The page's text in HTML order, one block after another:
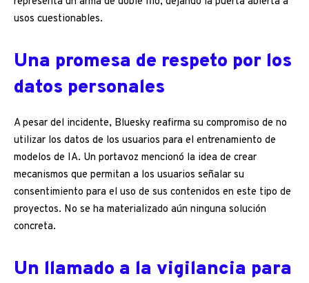
usos cuestionables.
Una promesa de respeto por los
datos personales
A pesar del incidente, Bluesky reafirma su compromiso de no
utilizar los datos de los usuarios para el entrenamiento de
modelos de IA. Un portavoz mencionó la idea de crear
mecanismos que permitan a los usuarios señalar su
consentimiento para el uso de sus contenidos en este tipo de
proyectos. No se ha materializado aún ninguna solución
concreta.
Un llamado a la vigilancia para